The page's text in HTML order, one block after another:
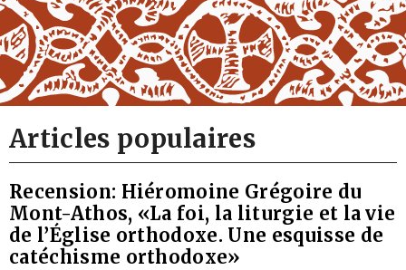
Articles populaires
Recension: Hiéromoine Grégoire du
Mont-Athos, «La foi, la liturgie et la vie
de l’Église orthodoxe. Une esquisse de
catéchisme orthodoxe»